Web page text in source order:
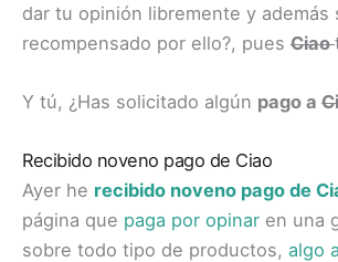
dar tu opinión libremente y además
recompensado por ello?, pues Ciao
Y tú, ¿Has solicitado algún pago a
Recibido noveno pago de Ciao
Ayer he recibido noveno pago de
página que paga por opinar en una
sobre todo tipo de productos, algo